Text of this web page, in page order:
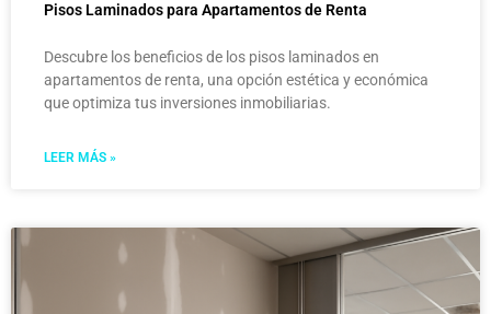
Pisos Laminados para Apartamentos de Renta
Descubre los beneficios de los pisos laminados en
apartamentos de renta, una opción estética y económica
que optimiza tus inversiones inmobiliarias.
LEER MÁS »